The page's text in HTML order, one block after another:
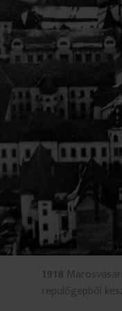
1918
repülőgépből